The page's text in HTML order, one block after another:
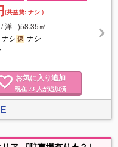
(共益費:ナシ )
洋 -)58.35㎡
ナシ保 ナシ
お気に入り追加
現在 73人が追加済